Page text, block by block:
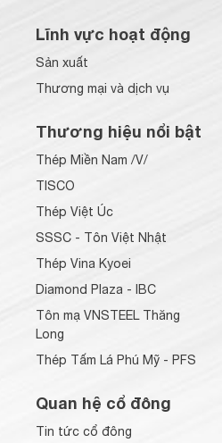
Lĩnh vực hoạt động
Sản xuất
Thương mại và dịch vụ
Thương hiệu nổi bật
Thép Miền Nam /V/
TISCO
Thép Việt Úc
SSSC - Tôn Việt Nhật
Thép Vina Kyoei
Diamond Plaza - IBC
Tôn mạ VNSTEEL Thăng
Long
Thép Tấm Lá Phú Mỹ - PFS
Quan hệ cổ đông
Tin tức cổ đông